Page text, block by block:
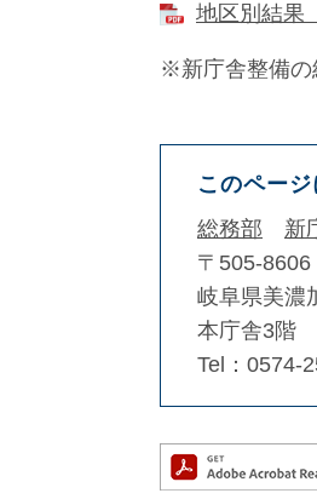
地区別結果
※新庁舎整備の
このペー
総務部
新
〒505-8606
岐阜県美濃
本庁舎3階
Tel：0574-